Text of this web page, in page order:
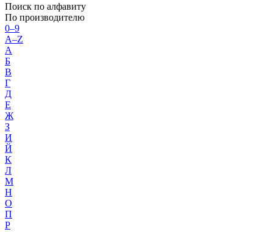
Поиск по алфавиту
По производителю
0–9
A–Z
А
Б
В
Г
Д
Е
Ж
З
И
Й
К
Л
М
Н
О
П
Р